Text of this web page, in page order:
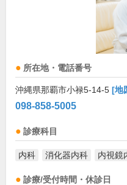
所在地・電話番号
沖縄県那覇市小禄5-14-5 [地
098-858-5005
診療科目
内科 消化器内科 内視鏡
診療/受付時間・休診日